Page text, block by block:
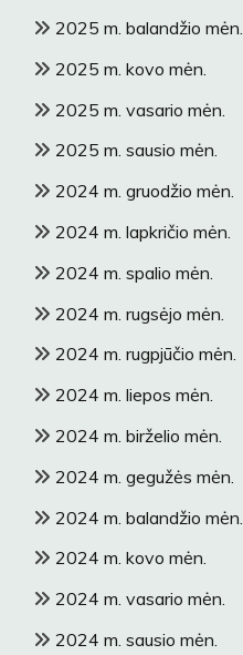
2025 m. balandžio mėn.
2025 m. kovo mėn.
2025 m. vasario mėn.
2025 m. sausio mėn.
2024 m. gruodžio mėn.
2024 m. lapkričio mėn.
2024 m. spalio mėn.
2024 m. rugsėjo mėn.
2024 m. rugpjūčio mėn.
2024 m. liepos mėn.
2024 m. birželio mėn.
2024 m. gegužės mėn.
2024 m. balandžio mėn.
2024 m. kovo mėn.
2024 m. vasario mėn.
2024 m. sausio mėn.